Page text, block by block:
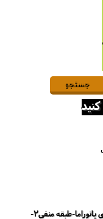
تهران- خیابان پیروزی-چهارراه کوکا کولا-مجتمع تجاری پانوراما-طبقه منفی2-
جستجو